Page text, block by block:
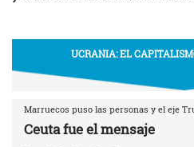
UCRANIA: EL
Marruecos puso las personas y el eje
Ceuta fue el mensaje